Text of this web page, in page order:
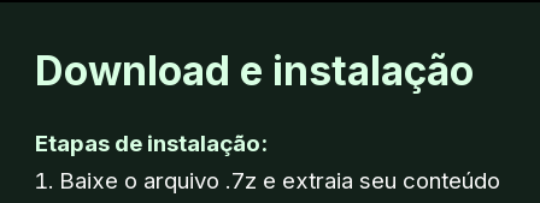
Download e instalação
Etapas de instalação:
Baixe o arquivo .7z e extraia seu conteúdo